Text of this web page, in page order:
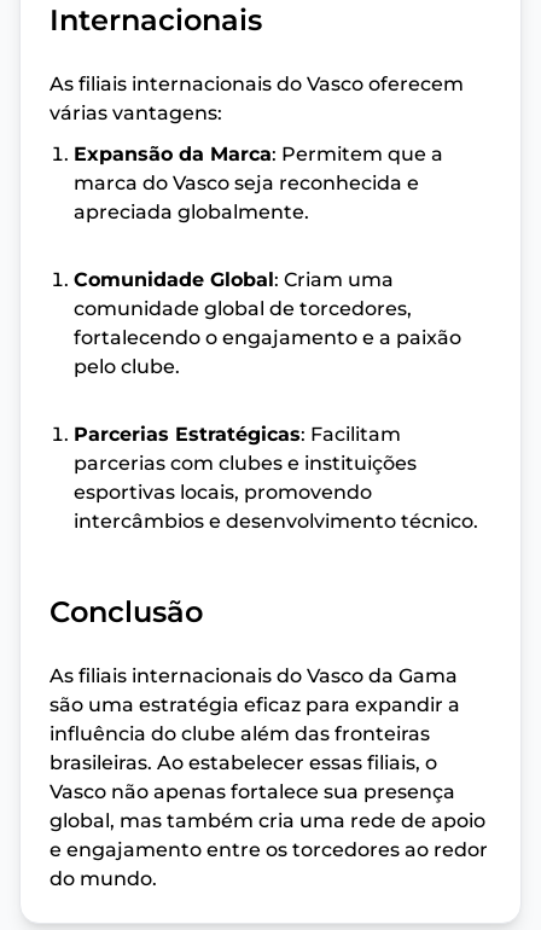
Internacionais
As filiais internacionais do Vasco oferecem
várias vantagens:
Expansão da Marca: Permitem que a
marca do Vasco seja reconhecida e
apreciada globalmente.
Comunidade Global: Criam uma
comunidade global de torcedores,
fortalecendo o engajamento e a paixão
pelo clube.
Parcerias Estratégicas: Facilitam
parcerias com clubes e instituições
esportivas locais, promovendo
intercâmbios e desenvolvimento técnico.
Conclusão
As filiais internacionais do Vasco da Gama
são uma estratégia eficaz para expandir a
influência do clube além das fronteiras
brasileiras. Ao estabelecer essas filiais, o
Vasco não apenas fortalece sua presença
global, mas também cria uma rede de apoio
e engajamento entre os torcedores ao redor
do mundo.